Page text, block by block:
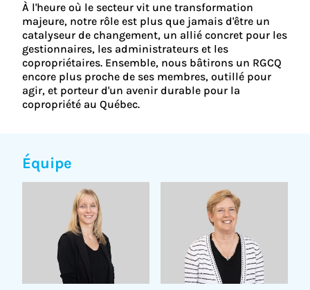
À l'heure où le secteur vit une transformation
majeure, notre rôle est plus que jamais d'être un
catalyseur de changement, un allié concret pour les
gestionnaires, les administrateurs et les
copropriétaires. Ensemble, nous bâtirons un RGCQ
encore plus proche de ses membres, outillé pour
agir, et porteur d'un avenir durable pour la
copropriété au Québec.
Équipe